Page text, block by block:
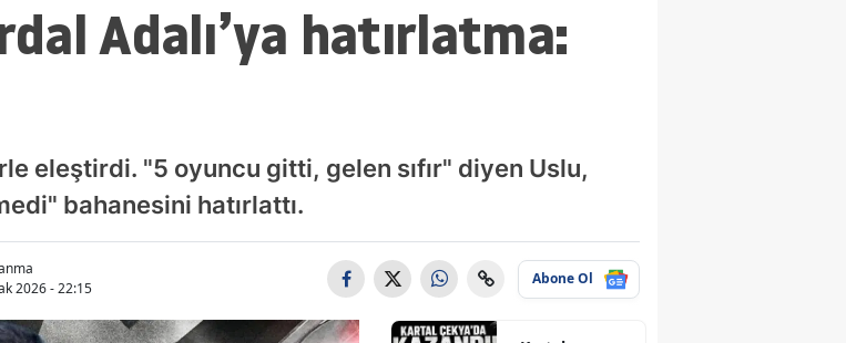
Adalı’ya hatırlatma:
eleştirdi. "5 oyuncu gitti, gelen sıfır" diyen Uslu,
bahanesini hatırlattı.
2026 - 22:15
Abone Ol